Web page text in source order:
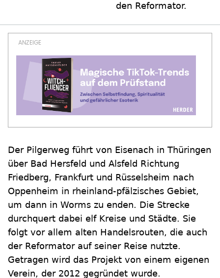
den Reformator.
Der Pilgerweg führt von Eisenach in Thüringen
über Bad Hersfeld und Alsfeld Richtung
Friedberg, Frankfurt und Rüsselsheim nach
Oppenheim in rheinland-pfälzisches Gebiet,
um dann in Worms zu enden. Die Strecke
durchquert dabei elf Kreise und Städte. Sie
folgt vor allem alten Handelsrouten, die auch
der Reformator auf seiner Reise nutzte.
Getragen wird das Projekt von einem eigenen
Verein, der 2012 gegründet wurde.